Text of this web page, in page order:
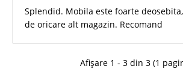
Splendid. Mobila este foarte
de oricare alt magazin. Recomand
Afișare 1 - 3 din 3 (1